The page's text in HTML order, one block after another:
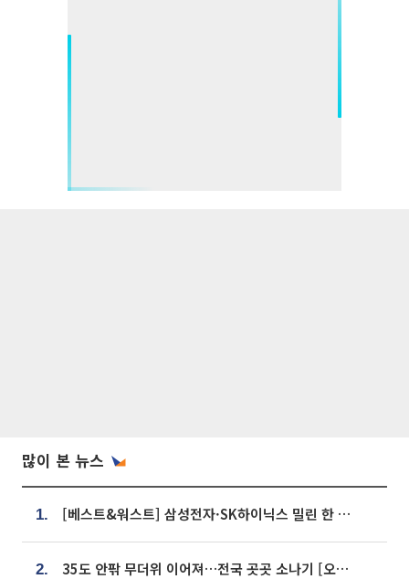
많이 본 뉴스
1. [베스트&워스트] 삼성전자·SK하이닉스 밀린 한 주…상상인증권은 85% 급등
2. 35도 안팎 무더위 이어져…전국 곳곳 소나기 [오늘 날씨]